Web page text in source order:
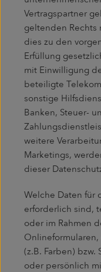
Vertragspartner
geltenden Rechts
dies zu den
Erfüllung
mit Einwilligung
beteiligte
sonstige
Banken, Steuer-
weitere
Marketings,
dieser
Welche Daten für
erforderlich sind,
oder im Rahmen
(z.B. Farben) bzw.
oder persönlich